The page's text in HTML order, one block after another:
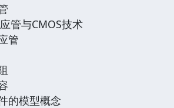
管与CMOS技术
管
的模型概念